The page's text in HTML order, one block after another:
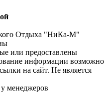
Отдыха "НиКа-М"
или предоставлены
информации возможно
на сайт. Не является
менеджеров